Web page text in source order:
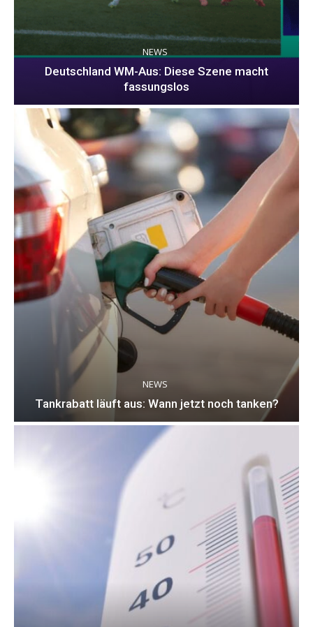
NEWS
Deutschland WM-Aus: Diese Szene macht
fassungslos
NEWS
Tankrabatt läuft aus: Wann jetzt noch tanken?